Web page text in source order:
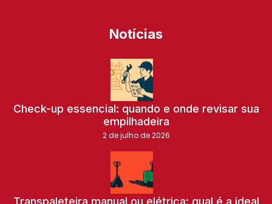
Notícias
Check-up essencial: quando e onde revisar sua
empilhadeira
2 de julho de 2026
Transpaleteira manual ou elétrica: qual é a ideal